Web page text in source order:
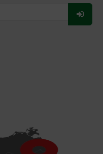
Für